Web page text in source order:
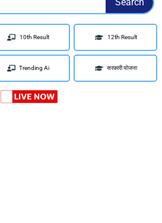
10th Result 12th Result
Trending Ai सरकारी योजना